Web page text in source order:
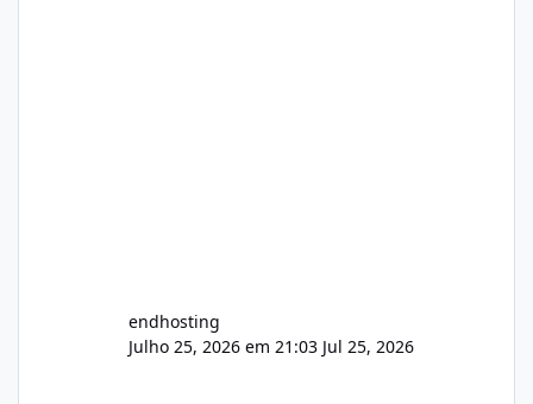
endhosting
Julho 25, 2026 em 21:03 Jul 25, 2026